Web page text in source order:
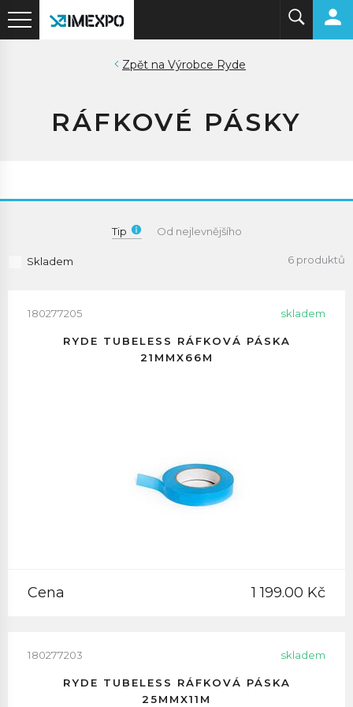
Výrobce Ryde
RÁFKOVÉ PÁSKY
Tip Od nejlevnějšího
Skladem 6 produktů
180277205 skladem
RYDE TUBELESS RÁFKOVÁ PÁSKA
21MMX66M
Cena 1 199.00 Kč
180277203 skladem
RYDE TUBELESS RÁFKOVÁ PÁSKA
25MMX11M